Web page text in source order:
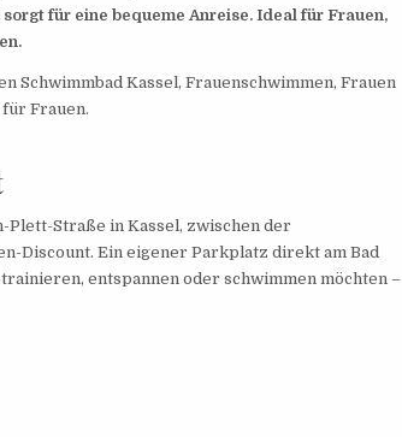
für eine bequeme Anreise. Ideal für Frauen,
Straße in Kassel, zwischen der
Discount. Ein eigener Parkplatz direkt am Bad
entspannen oder schwimmen möchten –